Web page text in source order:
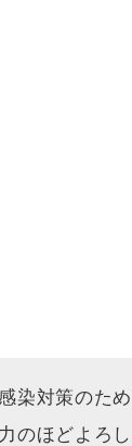
染対策のた
のほどよろ